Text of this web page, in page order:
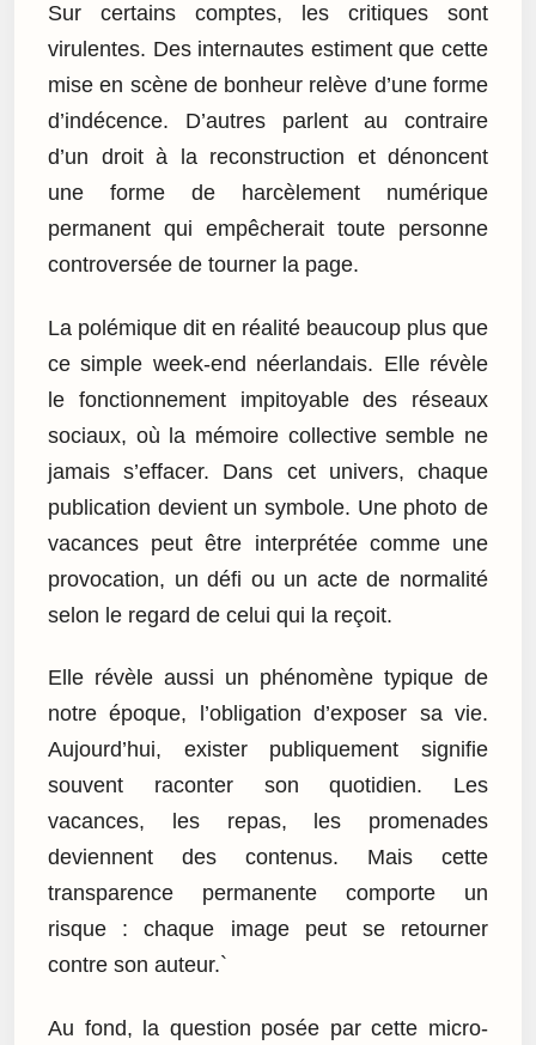
Sur certains comptes, les critiques sont
virulentes. Des internautes estiment que cette
mise en scène de bonheur relève d’une forme
d’indécence. D’autres parlent au contraire
d’un droit à la reconstruction et dénoncent
une forme de harcèlement numérique
permanent qui empêcherait toute personne
controversée de tourner la page.
La polémique dit en réalité beaucoup plus que
ce simple week-end néerlandais. Elle révèle
le fonctionnement impitoyable des réseaux
sociaux, où la mémoire collective semble ne
jamais s’effacer. Dans cet univers, chaque
publication devient un symbole. Une photo de
vacances peut être interprétée comme une
provocation, un défi ou un acte de normalité
selon le regard de celui qui la reçoit.
Elle révèle aussi un phénomène typique de
notre époque, l’obligation d’exposer sa vie.
Aujourd’hui, exister publiquement signifie
souvent raconter son quotidien. Les
vacances, les repas, les promenades
deviennent des contenus. Mais cette
transparence permanente comporte un
risque : chaque image peut se retourner
contre son auteur.`
Au fond, la question posée par cette micro-